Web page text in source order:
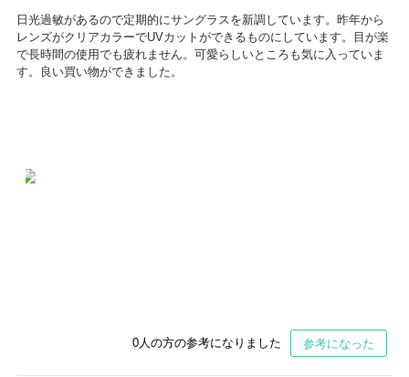
日光過敏があるので定期的にサングラスを新調しています。昨年から
レンズがクリアカラーでUVカットができるものにしています。目が楽
で長時間の使用でも疲れません。可愛らしいところも気に入っていま
す。良い買い物ができました。
0人の方の参考になりました 参考になった